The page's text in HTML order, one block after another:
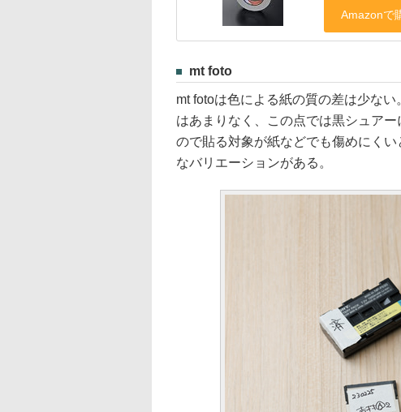
mt foto
mt fotoは色による紙の質の差は少な
はあまりなく、この点では黒シュア
ので貼る対象が紙などでも傷めにく
なバリエーションがある。